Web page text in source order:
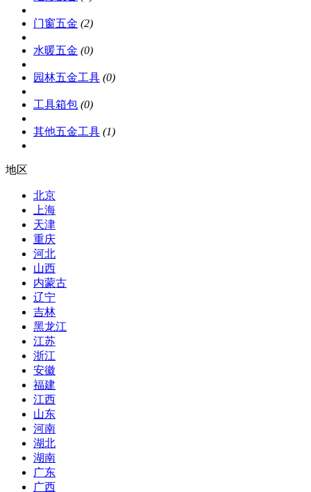
门窗五金 (2)
水暖五金 (0)
园林五金工具 (0)
工具箱包 (0)
其他五金工具 (1)
地区
北京
上海
天津
重庆
河北
山西
内蒙古
辽宁
吉林
黑龙江
江苏
浙江
安徽
福建
江西
山东
河南
湖北
湖南
广东
广西